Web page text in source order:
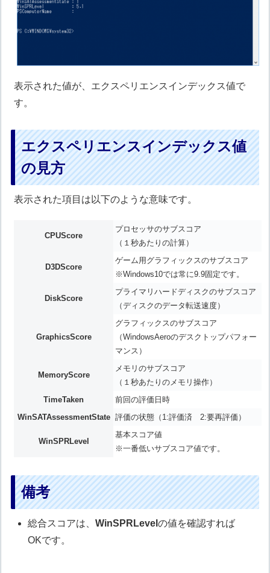
表示された値が、エクスペリエンスインデックス値で
す。
エクスペリエンスインデックス値
の見方
表示された項目は以下のような意味です。
CPUScore
プロセッサのサブスコア
（１秒あたりの計算）
D3DScore
ゲーム用グラフィックスのサブスコア
※Windows10では常に9.9固定です。
DiskScore
プライマリハードディスクのサブスコア
（ディスクのデータ転送速度）
GraphicsScore
グラフィックスのサブスコア
（WindowsAeroのデスクトップパフォー
マンス）
MemoryScore
メモリのサブスコア
（１秒あたりのメモリ操作）
TimeTaken
前回の評価日時
WinSATAssessmentState 評価の状態（1:評価済 2:要再評価）
WinSPRLevel
基本スコア値
※一番低いサブスコア値です。
備考
総合スコアは、WinSPRLevelの値を確認すれば
OKです。